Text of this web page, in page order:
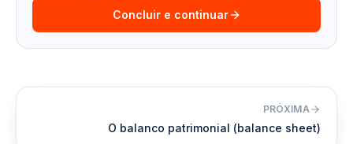
Concluir e continuar
PRÓXIMA
O balanco patrimonial (balance sheet)